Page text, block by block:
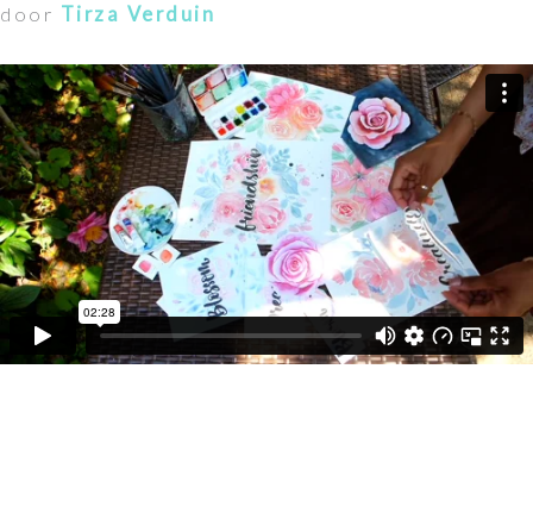
door Tirza Verduin